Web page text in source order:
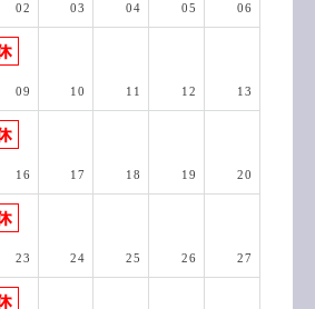
02 03 04 05 06
09 10 11 12 13
16 17 18 19 20
23 24 25 26 27